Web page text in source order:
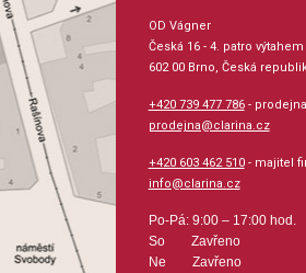
OD Vágner
Česká 16 - 4. patro
602 00 Brno, Česká
+420 739 477 786- prodejna
prodejna@clarina.cz
+420 603 462 510- majitel
info@clarina.cz
Po-Pá: 9:00 – 17:00 hod.
So Zavřeno
Ne Zavřeno